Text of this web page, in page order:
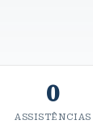
0
ASSISTÊNCIAS